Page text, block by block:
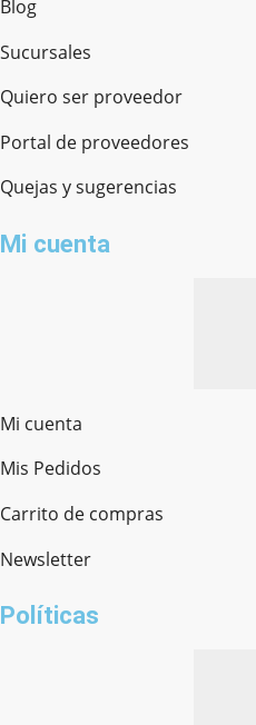
Blog
Sucursales
Quiero ser proveedor
Portal de proveedores
Quejas y sugerencias
Mi cuenta
Mi cuenta
Mis Pedidos
Carrito de compras
Newsletter
Políticas